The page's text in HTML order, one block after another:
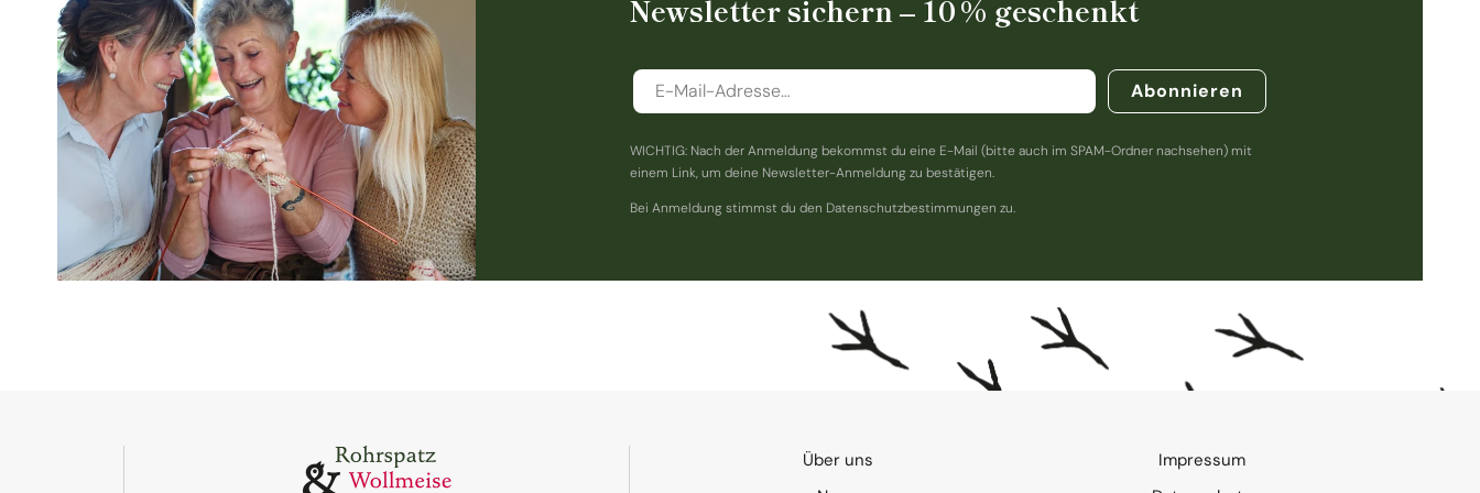
Newsletter sichern – 10 % geschenkt
Abonnieren
WICHTIG: Nach der Anmeldung bekommst du eine E-Mail (bitte auch im SPAM-Ordner nachsehen) mit
einem Link, um deine Newsletter-Anmeldung zu bestätigen.
Bei Anmeldung stimmst du den Datenschutzbestimmungen zu.
Über uns
Impressum